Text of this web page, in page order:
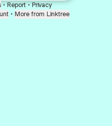
• Report • Privacy
• More from Linktree